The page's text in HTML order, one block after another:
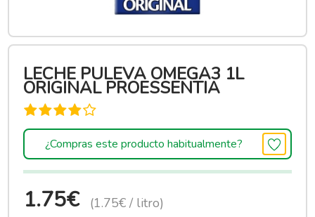
LECHE PULEVA OMEGA3 1L
ORIGINAL PROESSENTIA
¿Compras este producto habitualmente?
1.75€ (1.75€ / litro)